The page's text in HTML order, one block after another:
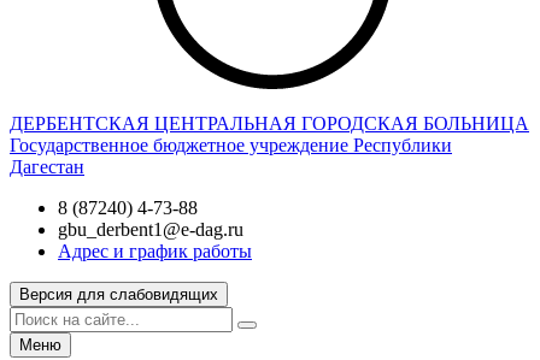
ДЕРБЕНТСКАЯ ЦЕНТРАЛЬНАЯ ГОРОДСКАЯ БОЛЬНИЦА
Государственное бюджетное учреждение Республики
Дагестан
8 (87240) 4-73-88
gbu_derbent1@e-dag.ru
Адрес и график работы
Версия для слабовидящих
Меню